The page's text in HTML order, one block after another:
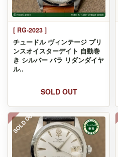
[ RG-2023 ]
チュードル ヴィンテージ プリ
ンスオイスターデイト 自動巻
き シルバー バラ リダンダイヤ
ル..
SOLD OUT
SOLD OUT